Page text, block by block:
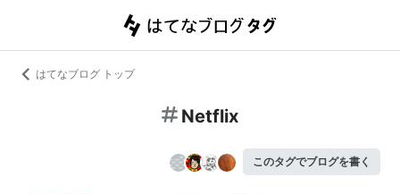
はてなブログ トップ
Netflix
このタグでブログを書く